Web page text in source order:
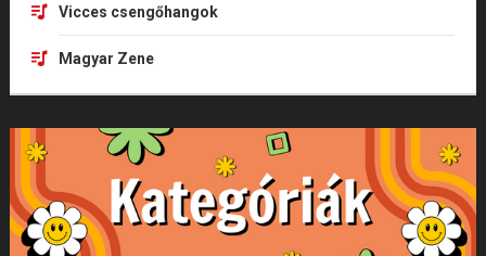
Vicces csengőhangok
Magyar Zene